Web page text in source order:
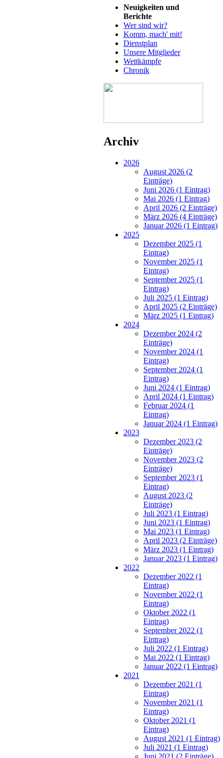
Neuigkeiten und
Berichte
Wer sind wir?
Komm, mach' mit!
Dienstplan
Unsere Mitglieder
Wettkämpfe
Chronik
Archiv
2026
August 2026 (2
Einträge)
Juni 2026 (1 Eintrag)
Mai 2026 (1 Eintrag)
April 2026 (2 Einträge)
März 2026 (4 Einträge)
Januar 2026 (1 Eintrag)
2025
Dezember 2025 (1
Eintrag)
November 2025 (1
Eintrag)
September 2025 (1
Eintrag)
Juli 2025 (1 Eintrag)
April 2025 (2 Einträge)
März 2025 (1 Eintrag)
2024
Dezember 2024 (2
Einträge)
November 2024 (1
Eintrag)
September 2024 (1
Eintrag)
Juni 2024 (1 Eintrag)
April 2024 (1 Eintrag)
Februar 2024 (1
Eintrag)
Januar 2024 (1 Eintrag)
2023
Dezember 2023 (2
Einträge)
November 2023 (2
Einträge)
September 2023 (1
Eintrag)
August 2023 (2
Einträge)
Juli 2023 (1 Eintrag)
Juni 2023 (1 Eintrag)
Mai 2023 (1 Eintrag)
April 2023 (2 Einträge)
März 2023 (1 Eintrag)
Januar 2023 (1 Eintrag)
2022
Dezember 2022 (1
Eintrag)
November 2022 (1
Eintrag)
Oktober 2022 (1
Eintrag)
September 2022 (1
Eintrag)
Juli 2022 (1 Eintrag)
Mai 2022 (1 Eintrag)
Januar 2022 (1 Eintrag)
2021
Dezember 2021 (1
Eintrag)
November 2021 (1
Eintrag)
Oktober 2021 (1
Eintrag)
August 2021 (1 Eintrag)
Juli 2021 (1 Eintrag)
Juni 2021 (2 Einträge)